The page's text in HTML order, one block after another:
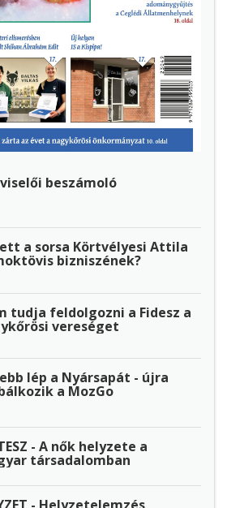
beszámoló
a sorsa Körtvélyesi Attila
bizniszének?
tudja feldolgozni a Fidesz a
vereséget
lép a Nyársapát - újra
a MozGo
- A nők helyzete a
társadalomban
- Helyzetelemzés